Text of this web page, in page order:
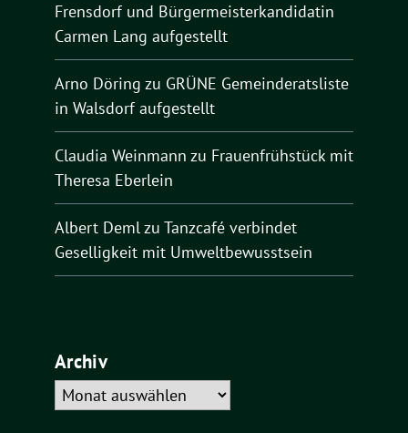
Frensdorf und Bürgermeisterkandidatin
Carmen Lang aufgestellt
Arno Döring zu GRÜNE Gemeinderatsliste
in Walsdorf aufgestellt
Claudia Weinmann zu Frauenfrühstück mit
Theresa Eberlein
Albert Demlzu Tanzcafé verbindet
Geselligkeit mit Umweltbewusstsein
Archiv
Archiv